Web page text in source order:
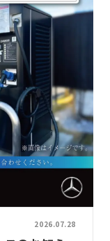
2026.07.28